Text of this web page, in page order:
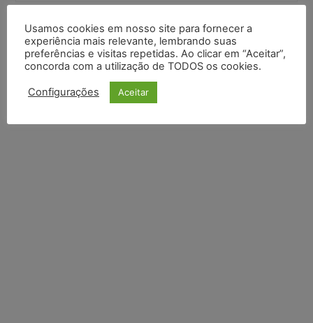
Continuar comGoogle
Continuar comX
Usamos cookies em nosso site para fornecer a
experiência mais relevante, lembrando suas
preferências e visitas repetidas. Ao clicar em “Aceitar”,
concorda com a utilização de TODOS os cookies.
Configurações Aceitar